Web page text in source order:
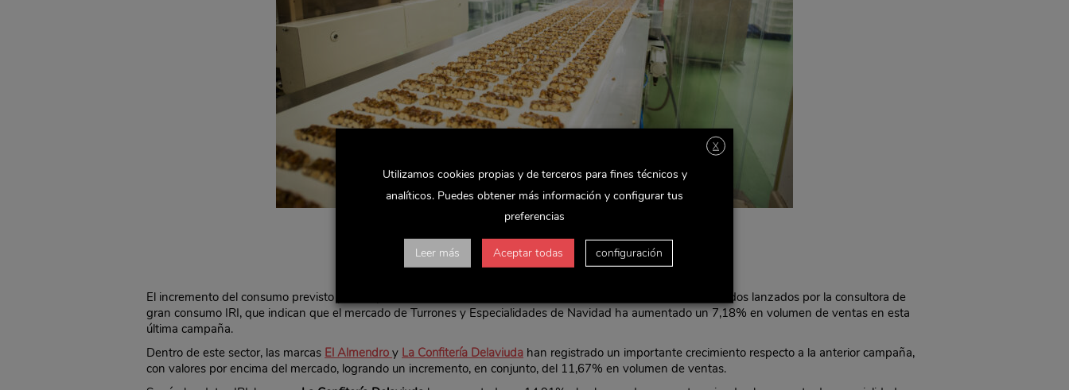
El incremento del consumo previsto para la pasada Navidad ha sido una realidad. Así lo demuestran los resultados lanzados por la consultora de
gran consumo IRI, que indican que el mercado de Turrones y Especialidades de Navidad ha aumentado un 7,18% en volumen de ventas en esta
última campaña.
Dentro de este sector, las marcas El Almendroy La Confitería Delaviuda han registrado un importante crecimiento respecto a la anterior campaña,
con valores por encima del mercado, logrando un incremento, en conjunto, del 11,67% en volumen de ventas.
X
Utilizamos cookies propias y de terceros para fines técnicos y
analíticos. Puedes obtener más información y configurar tus
preferencias
Leer más Aceptar todas configuración